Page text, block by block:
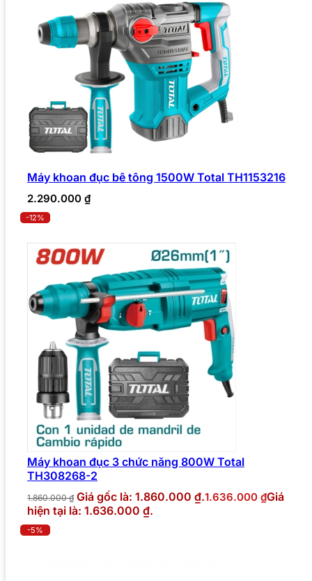
Máy khoan đục bê tông 1500W Total TH1153216
2.290.000 ₫
-12%
Máy khoan đục 3 chức năng 800W Total
TH308268-2
1.860.000₫ Giá gốc là: 1.860.000 ₫.1.636.000 ₫Giá
hiện tại là: 1.636.000 ₫.
-5%